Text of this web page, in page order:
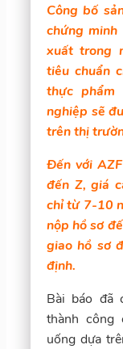
Công bố
chứng
xuất trong
tiêu chuẩn
thực phẩm
nghiệp sẽ
trên thị
Đến với
đến Z, giá
chỉ từ 7-10
nộp hồ sơ
giao hồ sơ
định.
Bài báo đã
thành công
uống dựa